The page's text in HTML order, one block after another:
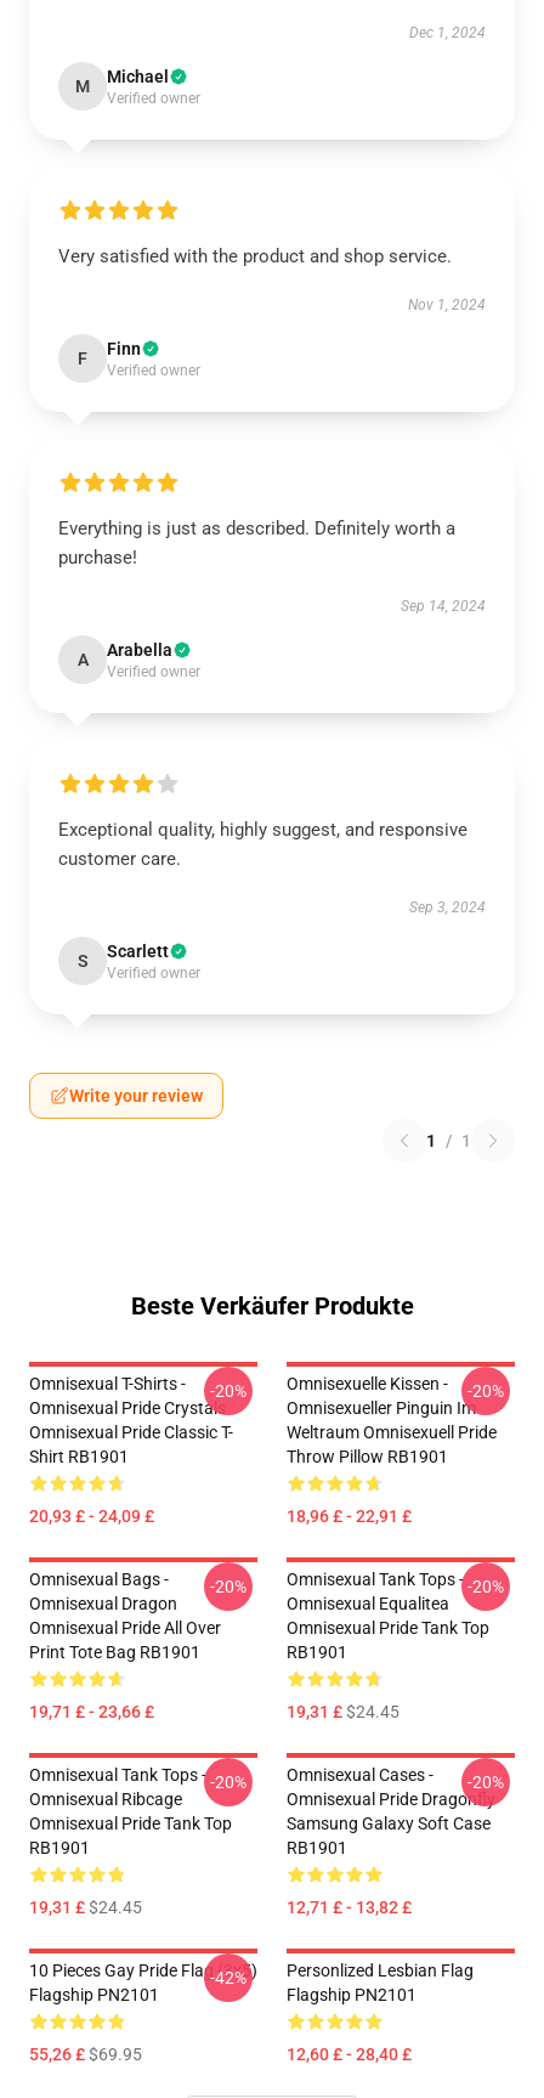
Dec 1, 2024
M Michael
Verified owner
Very satisfied with the product and shop service.
Nov 1, 2024
F Finn
Verified owner
Everything is just as described. Definitely worth a
purchase!
Sep 14, 2024
A Arabella
Verified owner
Exceptional quality, highly suggest, and responsive
customer care.
Sep 3, 2024
S Scarlett
Verified owner
Write your review
1 / 1
Beste Verkäufer Produkte
Omnisexual T-Shirts -
Omnisexual Pride Crystals
Omnisexual Pride Classic T-
Shirt RB1901
20,93 £ - 24,09 £
-20%
Omnisexuelle Kissen -
Omnisexueller Pinguin Im
Weltraum Omnisexuell Pride
Throw Pillow RB1901
18,96 £ - 22,91 £
-20%
Omnisexual Bags -
Omnisexual Dragon
Omnisexual Pride All Over
Print Tote Bag RB1901
19,71 £ - 23,66 £
-20%
Omnisexual Tank Tops -
Omnisexual Equalitea
Omnisexual Pride Tank Top
RB1901
19,31 £$24.45
-20%
Omnisexual Tank Tops -
Omnisexual Ribcage
Omnisexual Pride Tank Top
RB1901
19,31 £$24.45
-20%
Omnisexual Cases -
Omnisexual Pride Dragonfly
Samsung Galaxy Soft Case
RB1901
12,71 £ - 13,82 £
-20%
10 Pieces Gay Pride Flag (3x5)
Flagship PN2101
55,26 £$69.95
-42%
Personlized Lesbian Flag
Flagship PN2101
12,60 £ - 28,40 £